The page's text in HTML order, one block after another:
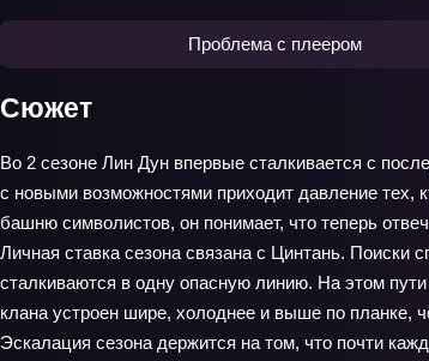
Проблема с плеером
Сюжет
Во 2 сезоне Лин Дун впервые сталкивается с
с новыми возможностями приходит давление тех,
башню символистов, он понимает, что теперь
Личная ставка сезона связана с Цинтань. Поиски
сталкиваются в одну опасную линию. На этом
клана устроен шире, холоднее и выше по планке,
Эскалация сезона держится на том, что почти